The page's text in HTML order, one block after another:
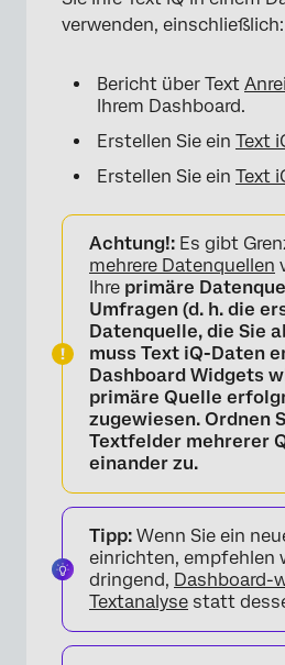
verwenden, einschließlich:
Bericht über Text
Ihrem Dashboard.
Erstellen Sie ein Text
Erstellen Sie ein Text
Achtung!: Es gibt
mehrere Datenquellen
Ihre primäre
Umfragen (d. h. die
Datenquelle, die Sie
muss Text iQ-Daten
Dashboard Widgets
primäre Quelle
zugewiesen. Ordnen
Textfelder mehrerer
einander zu.
Tipp: Wenn Sie ein
einrichten, empfehlen
dringend, Dashboard-
Textanalyse statt